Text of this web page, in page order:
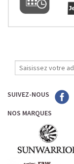
SUIVEZ-NOUS
NOS MARQUES